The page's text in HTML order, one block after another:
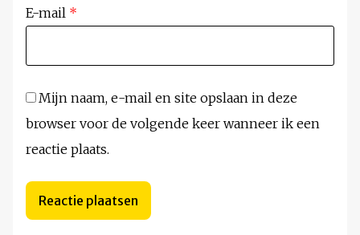
E-mail *
Mijn naam, e-mail en site opslaan in deze
browser voor de volgende keer wanneer ik een
reactie plaats.